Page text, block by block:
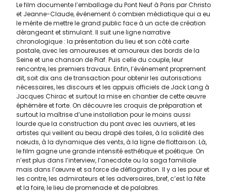
Le film documente l’emballage du Pont Neuf à Paris par Christo
et Jeanne-Claude, événement ô combien médiatique qui a eu
le mérite de mettre le grand public face à un acte de création
dérangeant et stimulant. Il suit une ligne narrative
chronologique : la présentation du lieu et son côté carte
postale, avec les amoureuses et amoureux des bords de la
Seine et une chanson de Piaf. Puis celle du couple, leur
rencontre, les premiers travaux. Enfin, l’événement proprement
dit, soit dix ans de transaction pour obtenir les autorisations
nécessaires, les discours et les appuis officiels de Jack Lang à
Jacques Chirac et surtout la mise en chantier de cette œuvre
éphémère et forte. On découvre les croquis de préparation et
surtout la maîtrise d’une installation pour le moins aussi
lourde que la construction du pont avec les ouvriers, et les
artistes qui veillent au beau drapé des toiles, à la solidité des
nœuds, à la dynamique des vents, à la ligne de flottaison. Là,
le film gagne une grande intensité esthétique et poétique. On
n’est plus dans l’interview, l’anecdote ou la saga familiale
mais dans l’œuvre et sa force de déflagration. Il y a les pour et
les contre, les admirateurs et les adversaires, bref, c’est la fête
et la foire, le lieu de promenade et de palabres.